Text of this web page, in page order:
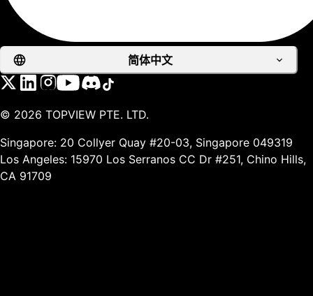
简体中文
© 2026 TOPVIEW PTE. LTD.
Singapore: 20 Collyer Quay #20-03, Singapore 049319
Los Angeles: 15970 Los Serranos CC Dr #251, Chino Hills,
CA 91709